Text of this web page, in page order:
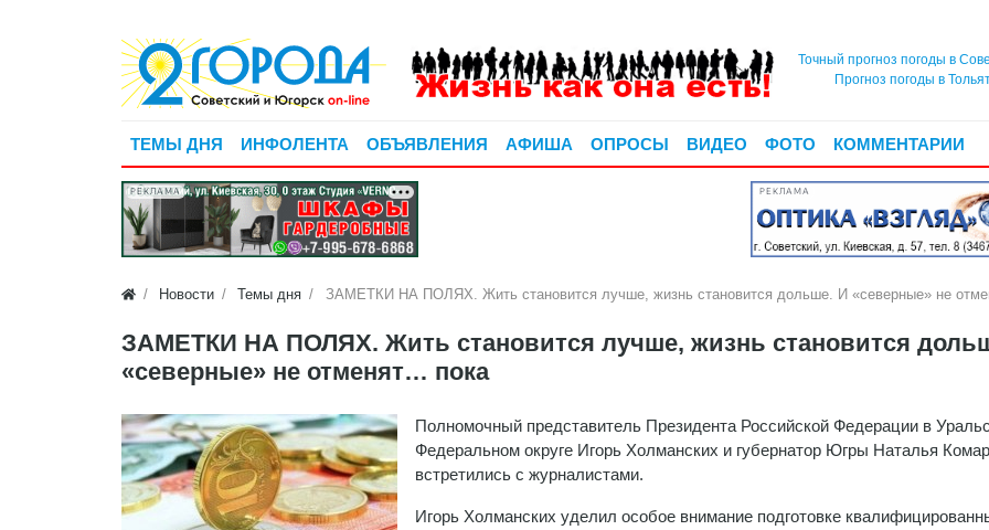
Точный прогноз погоды в
Прогноз погоды в
ТЕМЫ ДНЯ ИНФОЛЕНТА ОБЪЯВЛЕНИЯ АФИША ОПРОСЫ ВИДЕО ФОТО КОММЕНТАРИИ
РЕКЛАМА РЕКЛАМА
Новости Темы дня ЗАМЕТКИ НА ПОЛЯХ. Жить становится лучше, жизнь становится дольше. И «северные» не
ЗАМЕТКИ НА ПОЛЯХ. Жить становится лучше, жизнь становится
«северные» не отменят… пока
Полномочный представитель Президента Российской Федерации в
Федеральном округе Игорь Холманских и губернатор Югры Наталья
встретились с журналистами.
Игорь Холманских уделил особое внимание подготовке